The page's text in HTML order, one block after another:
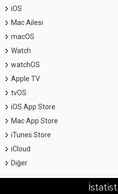
iOS
Mac Ailesi
macOS
Watch
watchOS
Apple TV
tvOS
iOS App Store
Mac App Store
iTunes Store
iCloud
Diğer